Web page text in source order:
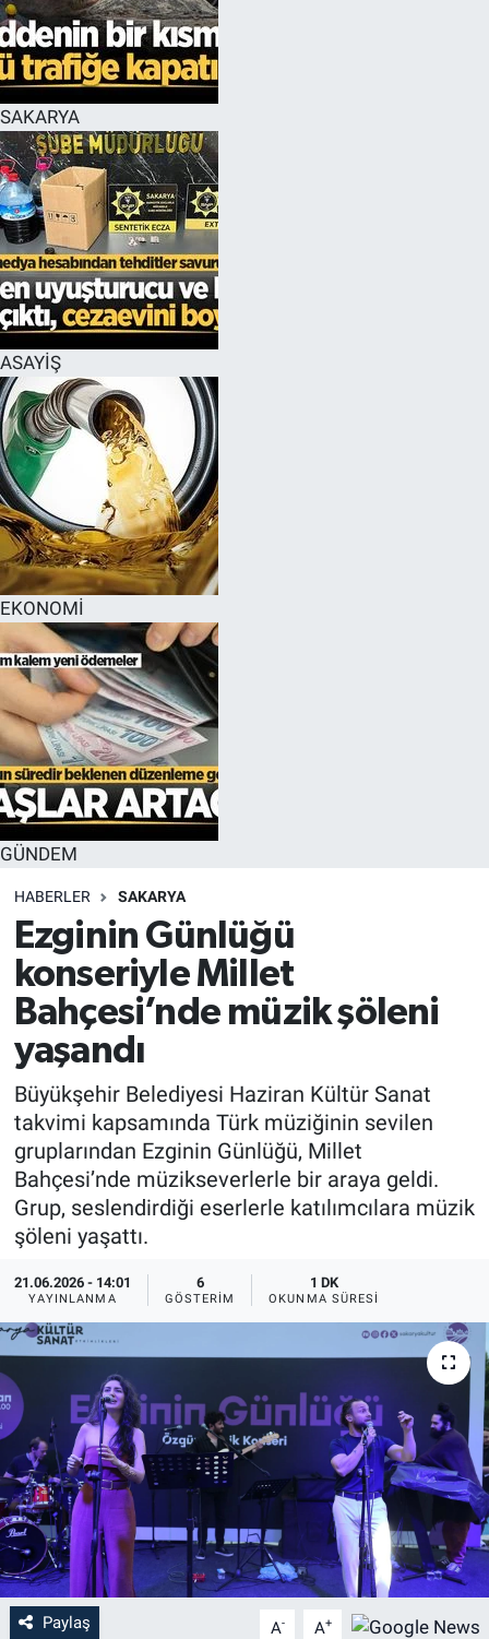
SAKARYA
ASAYİŞ
EKONOMİ
GÜNDEM
HABERLER SAKARYA
Ezginin Günlüğü
konseriyle Millet
Bahçesi’nde müzik şöleni
yaşandı
Büyükşehir Belediyesi Haziran Kültür Sanat
takvimi kapsamında Türk müziğinin sevilen
gruplarından Ezginin Günlüğü, Millet
Bahçesi’nde müzikseverlerle bir araya geldi.
Grup, seslendirdiği eserlerle katılımcılara müzik
şöleni yaşattı.
21.06.2026 - 14:01
YAYINLANMA
6
GÖSTERIM
1 DK
OKUNMA SÜRESI
Paylaş A- A+
EĞİTİM
MAGAZİN
ÖZEL HABER
HALK54 PANORAMA